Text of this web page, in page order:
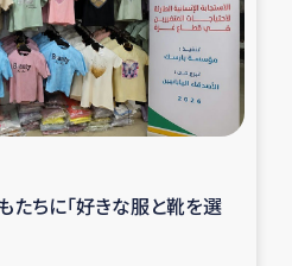
産者支援事業
・帰還民の生活再建支援
シリア難民支援事業
ェシの地震・津波被災者支援
ちに「好きな服と靴を選